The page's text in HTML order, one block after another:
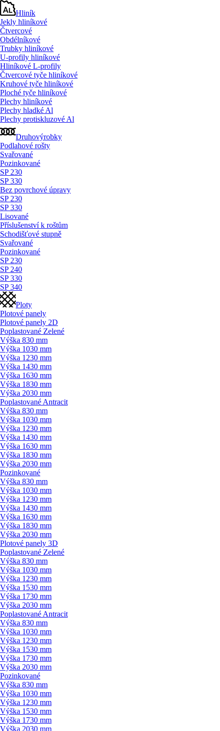
Hliník
Jekly hliníkové
Čtvercové
Obdélníkové
Trubky hliníkové
U-profily hliníkové
Hliníkové L-profily
Čtvercové tyče hliníkové
Kruhové tyče hliníkové
Ploché tyče hliníkové
Plechy hliníkové
Plechy hladké Al
Plechy protiskluzové Al
Druhovýrobky
Podlahové rošty
Svařované
Pozinkované
SP 230
SP 330
Bez povrchové úpravy
SP 230
SP 330
Lisované
Příslušenství k roštům
Schodišťové stupně
Svařované
Pozinkované
SP 230
SP 240
SP 330
SP 340
Ploty
Plotové panely
Plotové panely 2D
Poplastované Zelené
Výška 830 mm
Výška 1030 mm
Výška 1230 mm
Výška 1430 mm
Výška 1630 mm
Výška 1830 mm
Výška 2030 mm
Poplastované Antracit
Výška 830 mm
Výška 1030 mm
Výška 1230 mm
Výška 1430 mm
Výška 1630 mm
Výška 1830 mm
Výška 2030 mm
Pozinkované
Výška 830 mm
Výška 1030 mm
Výška 1230 mm
Výška 1430 mm
Výška 1630 mm
Výška 1830 mm
Výška 2030 mm
Plotové panely 3D
Poplastované Zelené
Výška 830 mm
Výška 1030 mm
Výška 1230 mm
Výška 1530 mm
Výška 1730 mm
Výška 2030 mm
Poplastované Antracit
Výška 830 mm
Výška 1030 mm
Výška 1230 mm
Výška 1530 mm
Výška 1730 mm
Výška 2030 mm
Pozinkované
Výška 830 mm
Výška 1030 mm
Výška 1230 mm
Výška 1530 mm
Výška 1730 mm
Výška 2030 mm